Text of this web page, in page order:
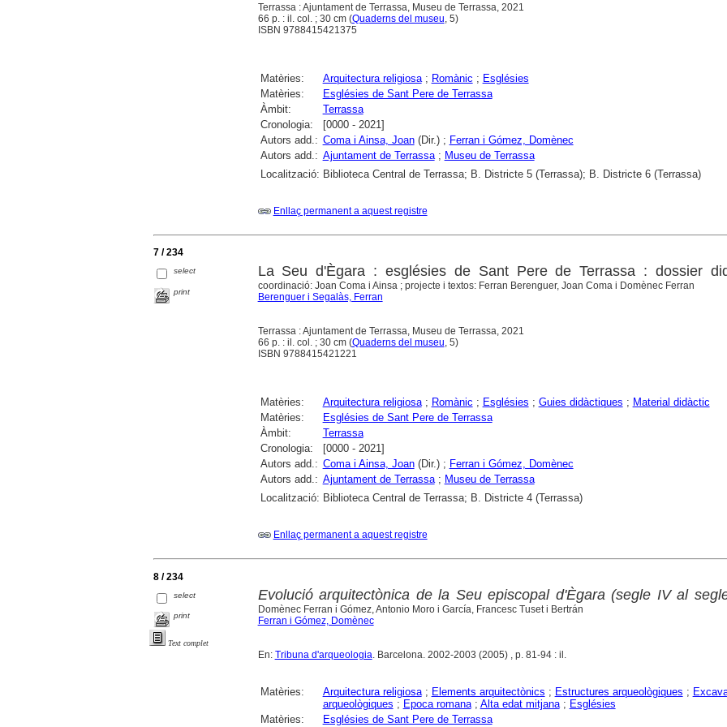
Terrassa : Ajuntament de Terrassa, Museu de Terrassa, 2021
66 p. : il. col. ; 30 cm (Quaderns del museu , 5)
ISBN 9788415421375
Matèries: Arquitectura religiosa; Romànic ; Esglésies
Matèries:
Esglésies de Sant Pere de Terrassa
Àmbit:
Terrassa
Cronologia:
[0000 - 2021]
Autors add.: Coma i Ainsa, Joan(Dir.) ; Ferran i Gómez, Domènec
Autors add.: Ajuntament de Terrassa; Museu de Terrassa
Localització: Biblioteca Central de Terrassa; B. Districte 5 (Terrassa); B. Districte 6 (Terrassa)
Enllaç permanent a aquest registre
7 / 234
select
print
La Seu d'Ègara : esglésies de Sant Pere de Terrassa : dossier
coordinació: Joan Coma i Ainsa ; projecte i textos: Ferran Berenguer, Joan Coma i Domènec Ferran
Berenguer i Segalàs, Ferran
Terrassa : Ajuntament de Terrassa, Museu de Terrassa, 2021
66 p. : il. col. ; 30 cm (Quaderns del museu , 5)
ISBN 9788415421221
Matèries: Arquitectura religiosa; Romànic ; Esglésies ; Guies didàctiques ; Material didàctic
Matèries:
Esglésies de Sant Pere de Terrassa
Àmbit:
Terrassa
Cronologia:
[0000 - 2021]
Autors add.: Coma i Ainsa, Joan(Dir.) ; Ferran i Gómez, Domènec
Autors add.: Ajuntament de Terrassa; Museu de Terrassa
Localització: Biblioteca Central de Terrassa; B. Districte 4 (Terrassa)
Enllaç permanent a aquest registre
8 / 234
select
print
Text complet
Evolució arquitectònica de la Seu episcopal d'Ègara (segle IV al
Domènec Ferran i Gómez, Antonio Moro i García, Francesc Tuset i Bertrán
Ferran i Gómez, Domènec
En: Tribuna d'arqueologia . Barcelona. 2002-2003 (2005) , p. 81-94 : il.
Matèries: Arquitectura religiosa; Elements arquitectònics ; Estructures arqueològiques ;
arqueològiques ; Epoca romana; Alta edat mitjana; Esglésies
Matèries:
Esglésies de Sant Pere de Terrassa